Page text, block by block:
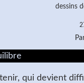
dessins
qui devient